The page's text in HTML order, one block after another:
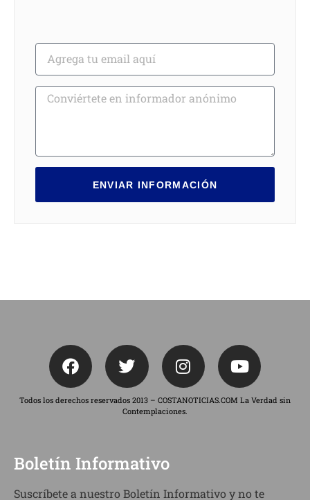
ENVIAR INFORMACIÓN
Todos los derechos reservados 2013 – COSTANOTICIAS.COM La Verdad sin
Contemplaciones.
Boletín Informativo
Suscríbete a nuestro Boletín Informativo y no te